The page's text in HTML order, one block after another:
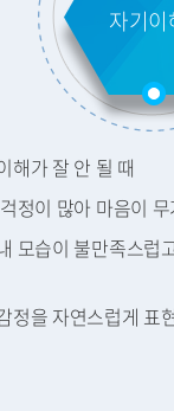
자기이
해가 잘 안 될 때
정이 많아 마음이 무
모습이 불만족스럽
정을 자연스럽게 표